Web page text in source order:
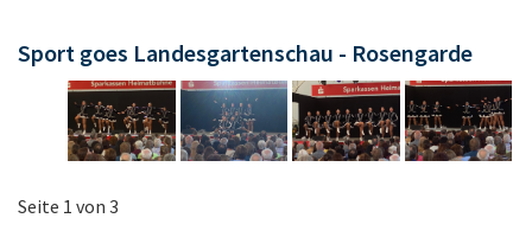
Sport goes Landesgartenschau - Rosengarde
Seite 1 von 3